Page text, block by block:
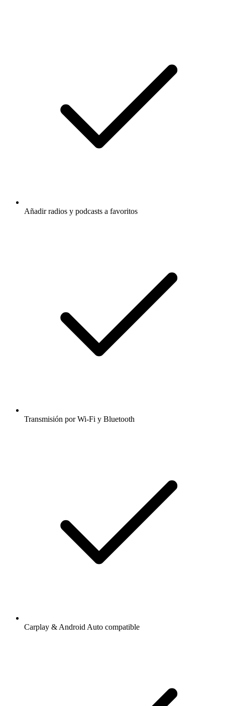
Añadir radios y podcasts a favoritos
Transmisión por Wi-Fi y Bluetooth
Carplay & Android Auto compatible